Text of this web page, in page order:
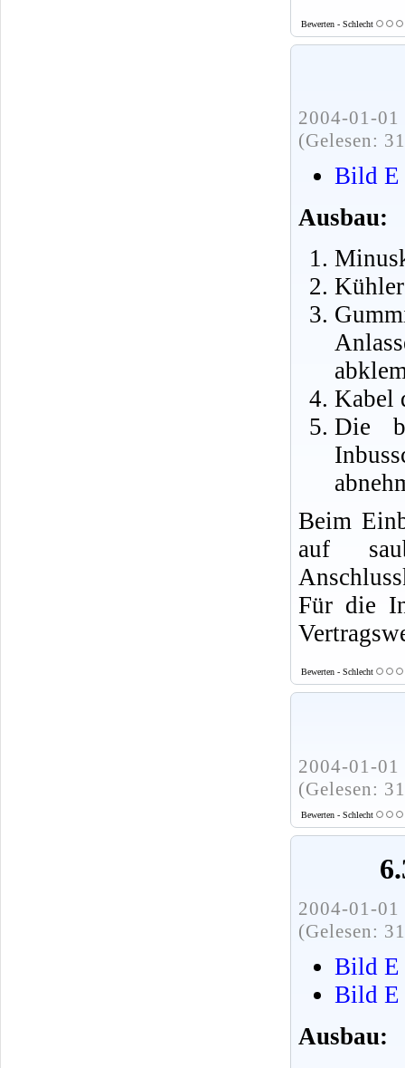
Bewerten - Schlecht
2004-01-
(Gelesen:
Bild E
Ausbau:
Kabel
Die
Beim
auf
Für die
Bewerten - Schlecht
2004-01-
(Gelesen:
Bewerten - Schlecht
2004-01-
(Gelesen:
Bild E
Bild E
Ausbau: